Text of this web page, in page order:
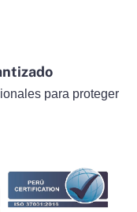
para proteger